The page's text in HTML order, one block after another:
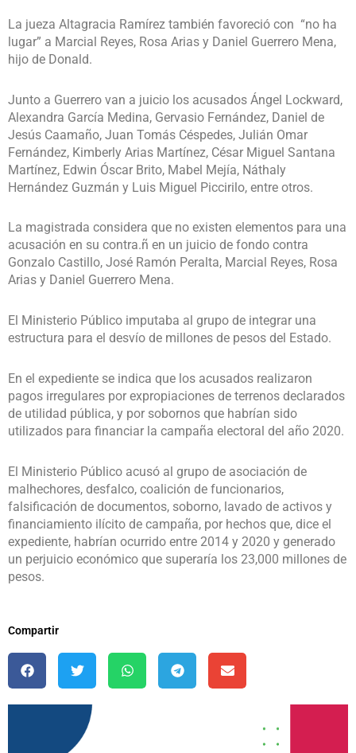
La jueza Altagracia Ramírez también favoreció con “no ha
lugar” a Marcial Reyes, Rosa Arias y Daniel Guerrero Mena,
hijo de Donald.
Junto a Guerrero van a juicio los acusados Ángel Lockward,
Alexandra García Medina, Gervasio Fernández, Daniel de
Jesús Caamaño, Juan Tomás Céspedes, Julián Omar
Fernández, Kimberly Arias Martínez, César Miguel Santana
Martínez, Edwin Óscar Brito, Mabel Mejía, Náthaly
Hernández Guzmán y Luis Miguel Piccirilo, entre otros.
La magistrada considera que no existen elementos para una
acusación en su contra.ñ en un juicio de fondo contra
Gonzalo Castillo, José Ramón Peralta, Marcial Reyes, Rosa
Arias y Daniel Guerrero Mena.
El Ministerio Público imputaba al grupo de integrar una
estructura para el desvío de millones de pesos del Estado.
En el expediente se indica que los acusados realizaron
pagos irregulares por expropiaciones de terrenos declarados
de utilidad pública, y por sobornos que habrían sido
utilizados para financiar la campaña electoral del año 2020.
El Ministerio Público acusó al grupo de asociación de
malhechores, desfalco, coalición de funcionarios,
falsificación de documentos, soborno, lavado de activos y
financiamiento ilícito de campaña, por hechos que, dice el
expediente, habrían ocurrido entre 2014 y 2020 y generado
un perjuicio económico que superaría los 23,000 millones de
pesos.
Compartir